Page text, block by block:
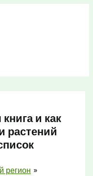
и как
растений
регион